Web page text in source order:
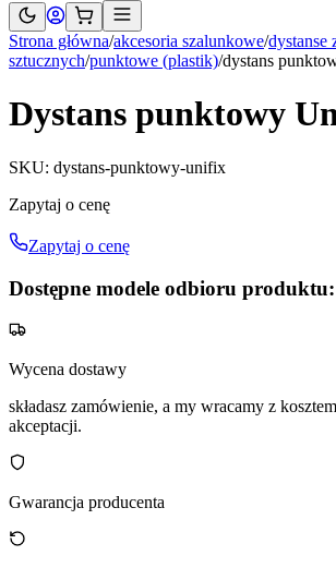
Strona główna/akcesoria szalunkowe/dystanse
sztucznych/punktowe (plastik)/dystans
Dystans punktowy
SKU: dystans-punktowy-unifix
Zapytaj o cenę
Zapytaj o cenę
Dostępne modele odbioru produktu:
Wycena dostawy
składasz zamówienie, a my wracamy z
akceptacji.
Gwarancja producenta